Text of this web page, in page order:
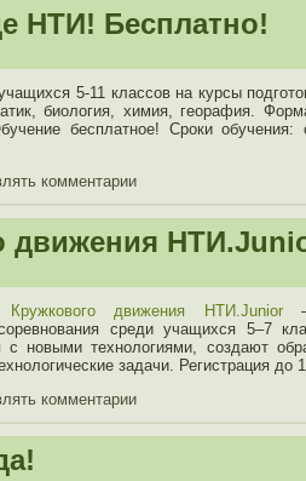
НТИ! Бесплатно!
5-11 классов на курсы
биология, химия, георафия.
бесплатное! Сроки
комментарии
движения
движения НТИ.Junior—
среди учащихся 5–7
с новыми технологиями, создают
задачи. Регистрация до
комментарии